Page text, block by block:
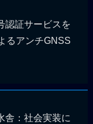
認証サービスを
るアンチGNSS
舎：社会実装に